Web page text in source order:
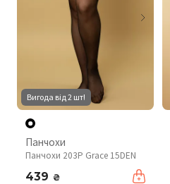
Вигода від 2 шт!
Панчохи
Панчохи 203P Grace 15DEN
439 ₴